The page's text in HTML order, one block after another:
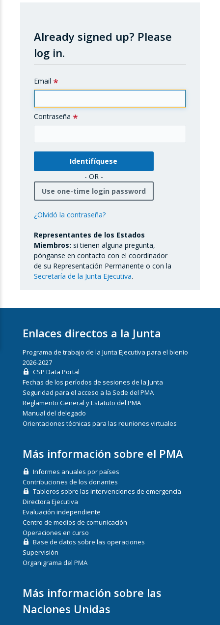
Already signed up? Please
log in.
Email
Contraseña
- OR -
Use one-time login password
¿Olvidó la contraseña?
Representantes de los Estados
Miembros: si tienen alguna pregunta,
pónganse en contacto con el coordinador
de su Representación Permanente o con la
Secretaría de la Junta Ejecutiva.
Enlaces directos a la Junta
Programa de trabajo de la Junta Ejecutiva para el bienio
2026-2027
CSP Data Portal
Fechas de los períodos de sesiones de la Junta
Seguridad para el acceso a la Sede del PMA
Reglamento General y Estatuto del PMA
Manual del delegado
Orientaciones técnicas para las reuniones virtuales
Más información sobre el PMA
Informes anuales por países
Contribuciones de los donantes
Tableros sobre las intervenciones de emergencia
Directora Ejecutiva
Evaluación independiente
Centro de medios de comunicación
Operaciones en curso
Base de datos sobre las operaciones
Supervisión
Organigrama del PMA
Más información sobre las
Naciones Unidas